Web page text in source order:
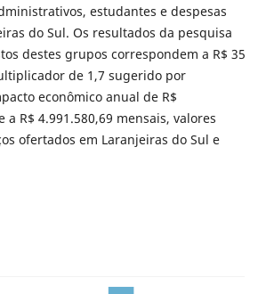
estudantes e despesas
do Sul. Os resultados da pesquisa
destes grupos correspondem a R$ 35
de 1,7 sugerido por
econômico anual de R$
R$ 4.991.580,69 mensais, valores
ofertados em Laranjeiras do Sul e